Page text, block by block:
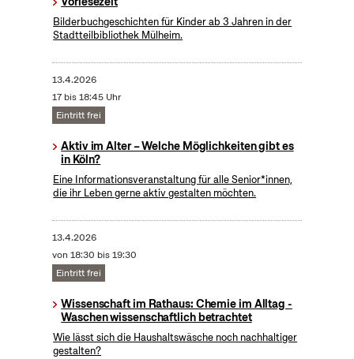
Bilderbuchgeschichten für Kinder ab 3 Jahren in der
Stadtteilbibliothek Mülheim.
13.4.2026
17 bis 18:45 Uhr
Eintritt frei
Aktiv im Alter – Welche Möglichkeiten gibt es
in Köln?
Eine Informationsveranstaltung für alle Senior*innen,
die ihr Leben gerne aktiv gestalten möchten.
13.4.2026
von 18:30 bis 19:30
Eintritt frei
Wissenschaft im Rathaus: Chemie im Alltag -
Waschen wissenschaftlich betrachtet
Wie lässt sich die Haushaltswäsche noch nachhaltiger
gestalten?